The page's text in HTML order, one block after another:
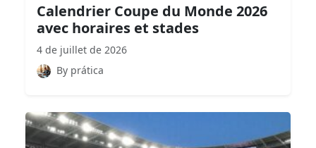
Calendrier Coupe du Monde 2026
avec horaires et stades
4 de juillet de 2026
By prática